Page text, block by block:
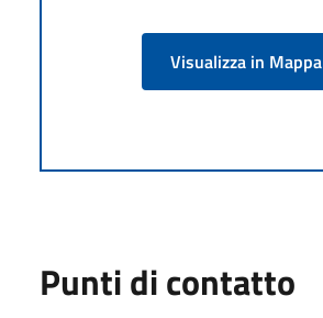
Visualizza in Mappa
Punti di contatto